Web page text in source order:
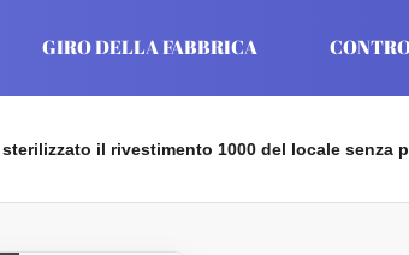
GIRO DELLA FABBRICA
il rivestimento 1000 del locale